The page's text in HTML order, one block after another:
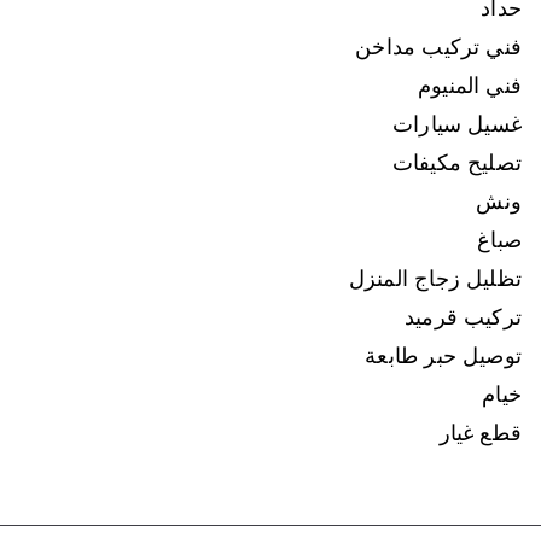
حداد
فني تركيب مداخن
فني المنيوم
غسيل سيارات
تصليح مكيفات
ونش
صباغ
تظليل زجاج المنزل
تركيب قرميد
توصيل حبر طابعة
خيام
قطع غيار